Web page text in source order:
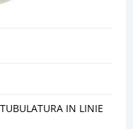
IN LINIE